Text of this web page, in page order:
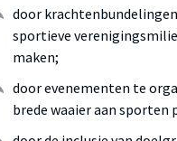
door
sportieve
maken;
door evenementen te
brede waaier aan sporten